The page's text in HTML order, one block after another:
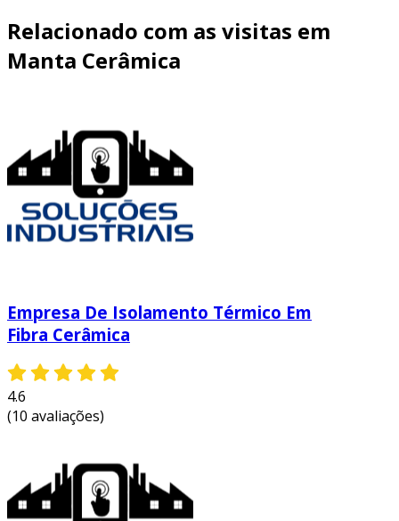
Relacionado com as visitas em
Manta Cerâmica
Empresa De Isolamento Térmico Em
Fibra Cerâmica
4.6
(10 avaliações)